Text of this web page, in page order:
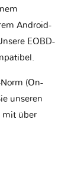
Android-
EOBD-
(On-
unseren
mit über